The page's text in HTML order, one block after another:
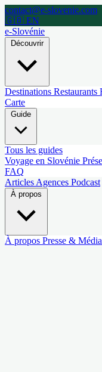
contact@e-slovenie.com
🇬🇧 EN
e-Slovénie
Découvrir
Destinations Restaurants
Carte
Tous les guides
Voyage en Slovénie
FAQ
Articles Agences Podcast
À propos Presse &